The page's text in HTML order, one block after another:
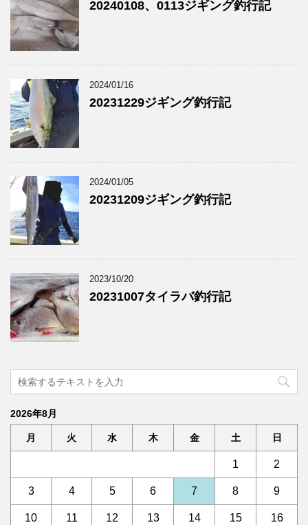
20240108、0113ジギング釣行記
2024/01/16
20231229ジギング釣行記
2024/01/05
20231209ジギング釣行記
2023/10/20
20231007タイラバ釣行記
2026年8月
月 火 水 木 金 土 日
1 2
3 4 5 6 7 8 9
10 11 12 13 14 15 16